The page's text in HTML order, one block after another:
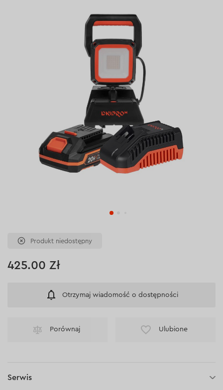
Produkt niedostępny
425.00 Zł
Otrzymaj wiadomość o dostępności
Porównaj Ulubione
Serwis